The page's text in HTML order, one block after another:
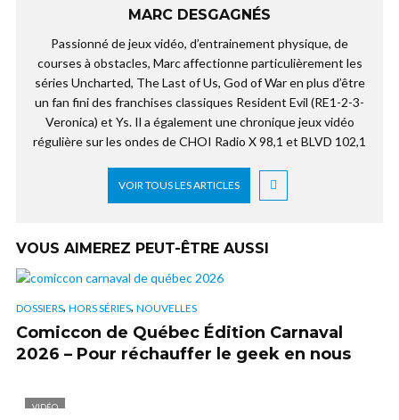
MARC DESGAGNÉS
Passionné de jeux vidéo, d’entrainement physique, de
courses à obstacles, Marc affectionne particulièrement les
séries Uncharted, The Last of Us, God of War en plus d’être
un fan fini des franchises classiques Resident Evil (RE1-2-3-
Veronica) et Ys. Il a également une chronique jeux vidéo
régulière sur les ondes de CHOI Radio X 98,1 et BLVD 102,1
VOIR TOUS LES ARTICLES
VOUS AIMEREZ PEUT-ÊTRE AUSSI
DOSSIERS, HORS SÉRIES, NOUVELLES
Comiccon de Québec Édition Carnaval
2026 – Pour réchauffer le geek en nous
VIDÉO